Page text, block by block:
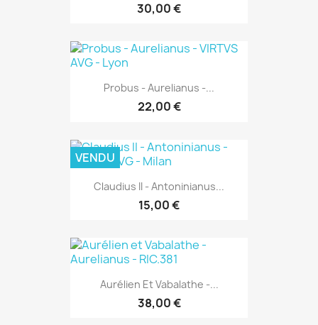
30,00 €
Probus - Aurelianus -...
22,00 €
Claudius II - Antoninianus...
15,00 €
VENDU
Aurélien Et Vabalathe -...
38,00 €